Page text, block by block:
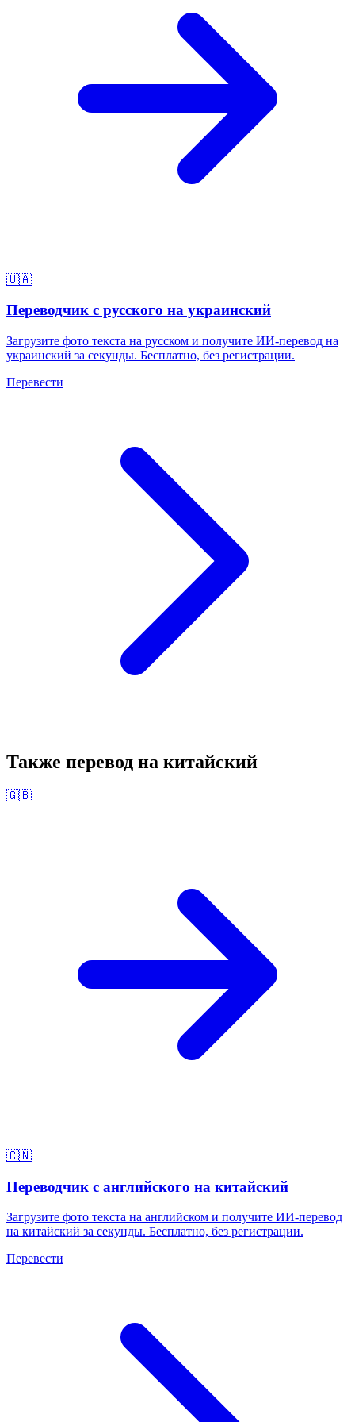
🇺🇦
Переводчик с русского на украинский
Загрузите фото текста на русском и получите ИИ-перевод на
украинский за секунды. Бесплатно, без регистрации.
Перевести
Также перевод на китайский
🇬🇧
🇨🇳
Переводчик с английского на китайский
Загрузите фото текста на английском и получите ИИ-перевод
на китайский за секунды. Бесплатно, без регистрации.
Перевести